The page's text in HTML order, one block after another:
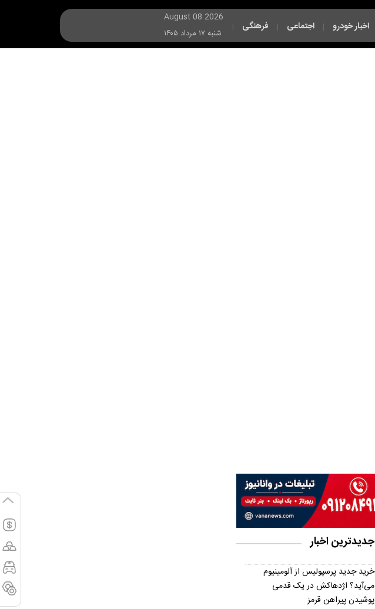
اخبار خودرو | اجتماعی | فرهنگی |
August 08 2026
شنبه ۱۷ مرداد ۱۴۰۵
جدیدترین اخبار
خرید جدید پرسپولیس از آلومینیوم
می‌آید؟ اژدهاکش در یک قدمی
پوشیدن پیراهن قرمز